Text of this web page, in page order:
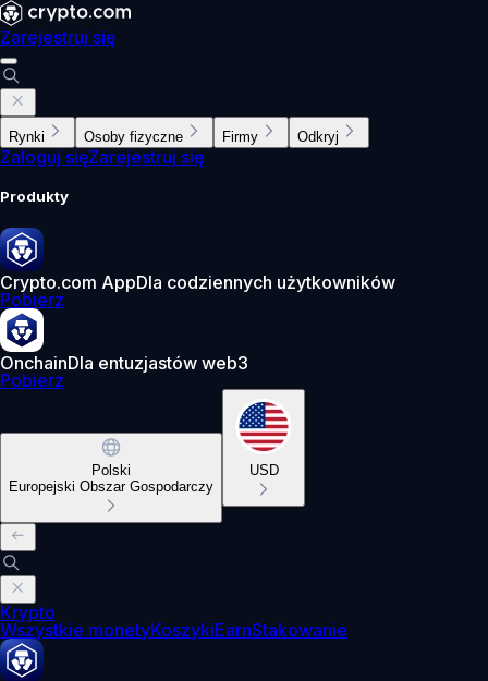
Zarejestruj się
Rynki Osoby fizyczne Firmy Odkryj
Zaloguj sięZarejestruj się
Produkty
Crypto.com AppDla codziennych użytkowników
Pobierz
OnchainDla entuzjastów web3
Pobierz
Polski
Europejski Obszar Gospodarczy
USD
Krypto
Wszystkie monetyKoszykiEarnStakowanie